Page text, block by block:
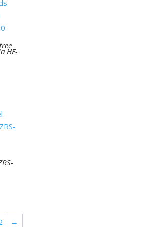
HF-
→